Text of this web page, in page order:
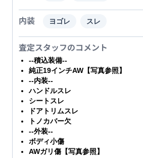
内装 ヨゴレ スレ
査定スタッフのコメント
--積込装備--
純正19インチAW【写真参照】
--内装--
ハンドルスレ
シートスレ
ドアトリムスレ
トノカバー欠
--外装--
ボディ小傷
AWガリ傷【写真参照】